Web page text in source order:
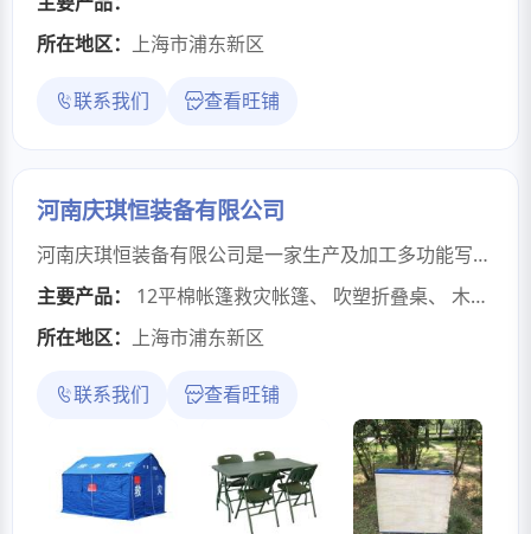
所在地区： 上海市浦东新区
联系我们 查看旺铺
河南庆琪恒装备有限公司
河南庆琪恒装备有限公司是一家生产及加工多功能写字椅 作训椅 吹塑桌/椅。马扎 行军床 钢塑折床 制式营具 餐桌 作战桌 挂图架 储物柜等产品的公司 原材料选材 拥有完整 科学的质量管理体系。 诚信 实力和产品质量获得业界的认可。欢迎各界朋友莅临参观 指导和业务洽谈。
主要产品：
12平棉帐篷救灾帐篷、 吹塑折叠桌、 木板床午休床硬板床木板救灾床
所在地区： 上海市浦东新区
联系我们 查看旺铺